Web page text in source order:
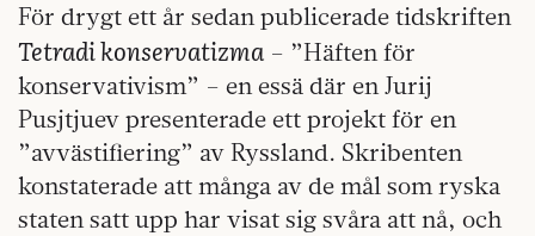
För drygt ett år sedan publicerade tidskriften
Tetradi konservatizma – ”Häften för
konservativism” – en essä där en Jurij
Pusjtjuev presenterade ett projekt för en
”avvästifiering” av Ryssland. Skribenten
konstaterade att många av de mål som ryska
staten satt upp har visat sig svåra att nå, och